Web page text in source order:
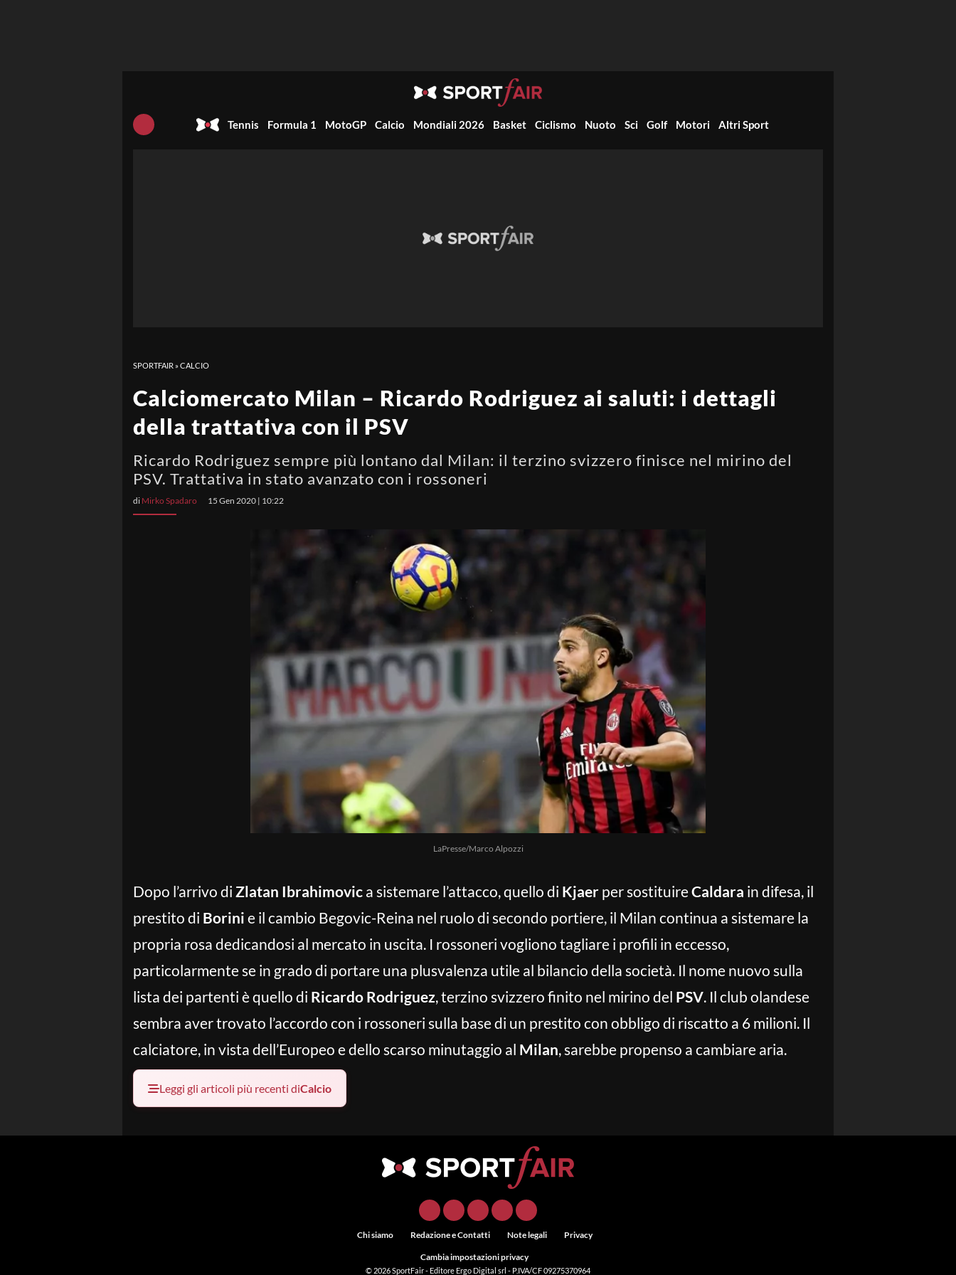
Tennis Formula 1 MotoGP Calcio Mondiali 2026 Basket Ciclismo Nuoto Sci Golf Motori Altri Sport
SPORTFAIR »CALCIO
Calciomercato Milan – Ricardo Rodriguez ai saluti: i dettagli
della trattativa con il PSV
Ricardo Rodriguez sempre più lontano dal Milan: il terzino svizzero finisce nel mirino del
PSV. Trattativa in stato avanzato con i rossoneri
di Mirko Spadaro 15 Gen 2020 | 10:22
LaPresse/Marco Alpozzi
Dopo l’arrivo di Zlatan Ibrahimovic a sistemare l’attacco, quello di Kjaer per sostituireCaldara in difesa, il
prestito di Borini e il cambio Begovic-Reina nel ruolo di secondo portiere, il Milan continua a sistemare la
propria rosa dedicandosi al mercato in uscita. I rossoneri vogliono tagliare i profili in eccesso,
particolarmente se in grado di portare una plusvalenza utile al bilancio della società. Il nome nuovo sulla
lista dei partenti è quello di Ricardo Rodriguez, terzino svizzero finito nel mirino del PSV. Il club olandese
sembra aver trovato l’accordo con i rossoneri sulla base di un prestito con obbligo di riscatto a 6 milioni. Il
calciatore, in vista dell’Europeo e dello scarso minutaggio al Milan, sarebbe propenso a cambiare aria.
Leggi gli articoli più recenti diCalcio
Chi siamo Redazione e Contatti Note legali Privacy
Cambia impostazioni privacy
© 2026SportFair- Editore Ergo Digital srl - P.IVA/CF 09275370964